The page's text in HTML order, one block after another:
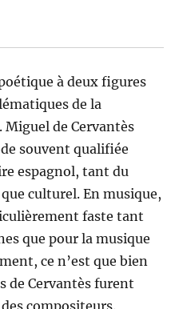
à deux figures
de la
de Cervantès
souvent qualifiée
espagnol, tant du
culturel. En musique,
faste tant
que pour la musique
ce n’est que bien
de Cervantès furent
compositeurs.